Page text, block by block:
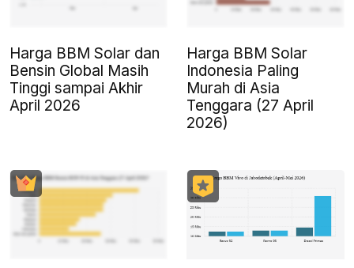
Harga BBM Solar dan
Bensin Global Masih
Tinggi sampai Akhir
April 2026
Harga BBM Solar
Indonesia Paling
Murah di Asia
Tenggara (27 April
2026)